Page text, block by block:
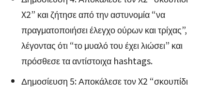
X2” και ζήτησε από την αστυνομία “να
πραγματοποιήσει έλεγχο ούρων και τρίχας”,
λέγοντας ότι “το μυαλό του έχει λιώσει” και
πρόσθεσε τα αντίστοιχα hashtags.
Δημοσίευση 5: Αποκάλεσε τον X2 “σκουπίδι